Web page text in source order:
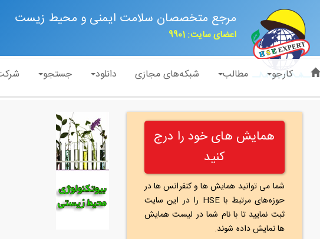
مرجع متخصصان سلامت ایمنی و محیط زیست
اعضای سایت: 9901
کارجو مطالب شبکه‌های مجازی دانلود جستجو
همایش های خود را درج
کنید
شما می توانید همایش ها و کنفرانس ها در
حوزه‌های مرتبط با HSE را در این سایت
ثبت نمایید تا با نام شما در لیست همایش
ها نمایش داده شوند.